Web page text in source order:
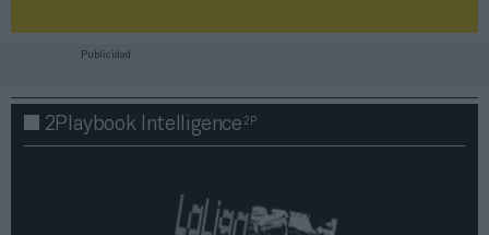
Publicidad
2Playbook Intelligence2P